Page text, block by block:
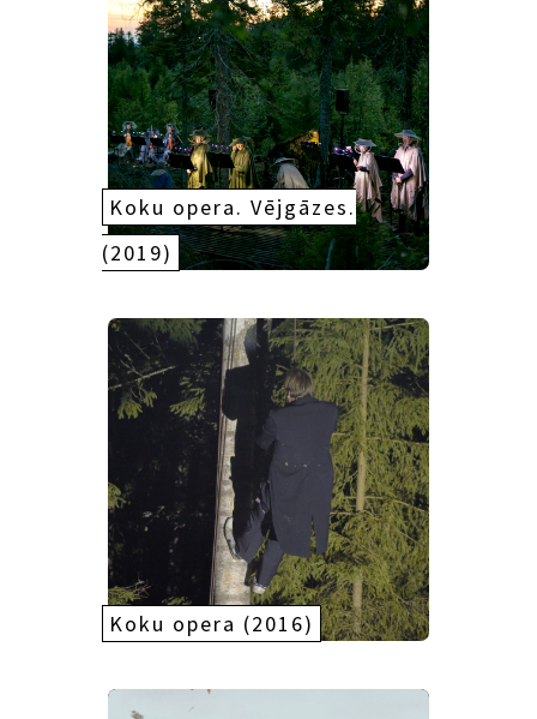
Koku opera. Vējgāzes.
(2019)
Koku opera (2016)